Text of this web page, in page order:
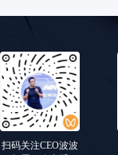
扫码关注CEO波波